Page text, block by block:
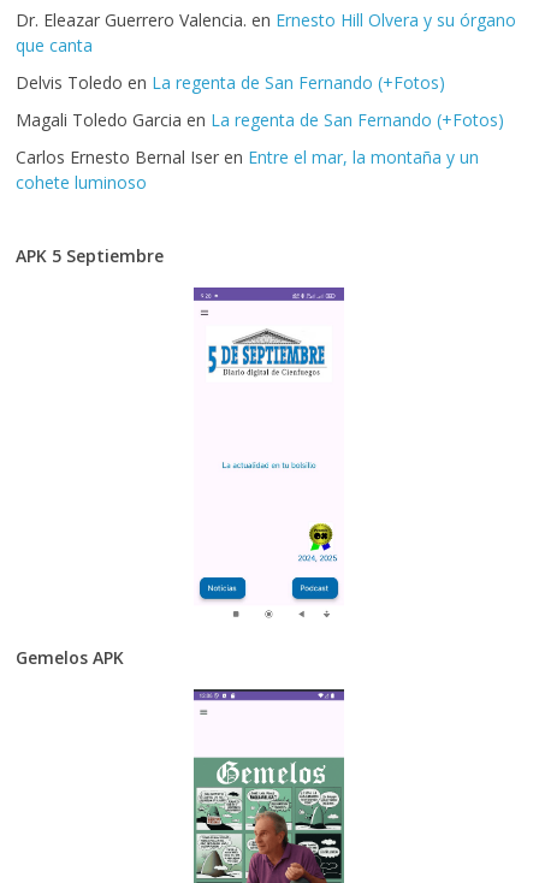
Dr. Eleazar Guerrero Valencia. en Ernesto Hill Olvera y su órgano
que canta
Delvis Toledo en La regenta de San Fernando (+Fotos)
Magali Toledo Garcia en La regenta de San Fernando (+Fotos)
Carlos Ernesto Bernal Iser en Entre el mar, la montaña y un
cohete luminoso
APK 5 Septiembre
Gemelos APK